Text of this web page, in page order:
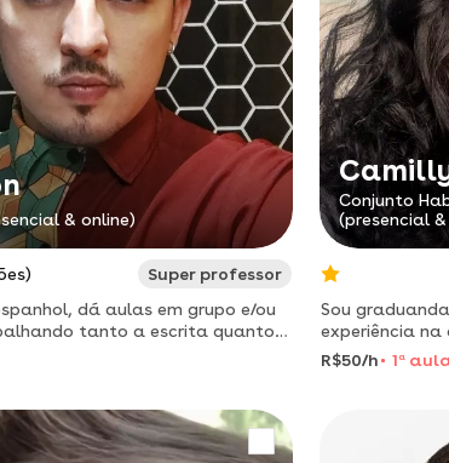
& online)
Super professor
dá aulas em grupo e/ou
tanto a escrita quanto
Conjunto
(presencial
Sou
experiência na
atividades
visando o
R$50/h 1 a